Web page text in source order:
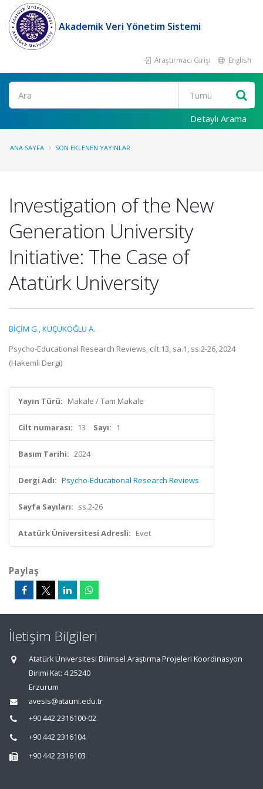
Akademik Veri Yönetim Sistemi
Araştırmacı Girişi English
Ara
Detaylı Arama
ANA SAYFA SON EKLENEN YAYINLAR
Investigation of the New
Generation University
Initiative: The Case of
Atatürk University
BİÇİM G.,KÜÇÜKOĞLU A.
Psycho-Educational Research Reviews, cilt.13, sa.1, ss.2-26, 2024
(Hakemli Dergi)
Yayın Türü: Makale / Tam Makale
Cilt numarası: 13 Sayı: 1
Basım Tarihi: 2024
Dergi Adı: Psycho-Educational Research Reviews
Sayfa Sayıları: ss.2-26
Atatürk Üniversitesi Adresli: Evet
Paylaş
İletişim Bilgileri
Atatürk Üniversitesi Bilimsel Araştırma Projeleri Koordinasyon
Birimi Kat: 4 25240
Erzurum
avesis@atauni.edu.tr
+90 442 2316100-02
+90 442 2316104
+90 442 2316103